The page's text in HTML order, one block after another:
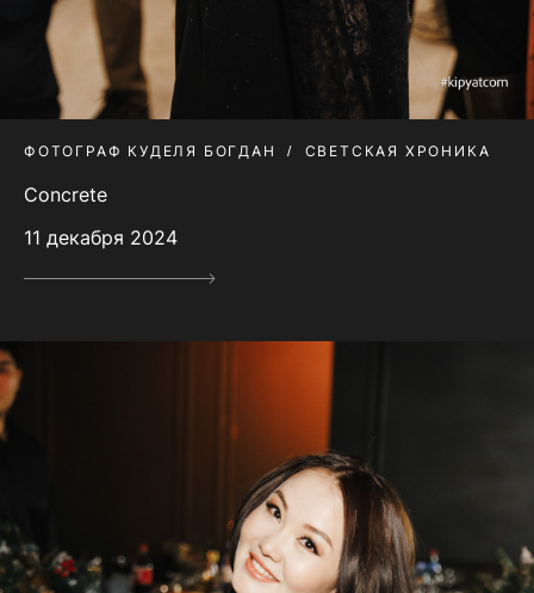
ФОТОГРАФ КУДЕЛЯ БОГДАН СВЕТСКАЯ ХРОНИКА
Сoncrete
11 декабря 2024